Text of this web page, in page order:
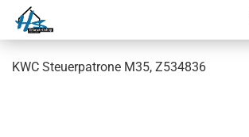
KWC Steuerpatrone M35, Z534836